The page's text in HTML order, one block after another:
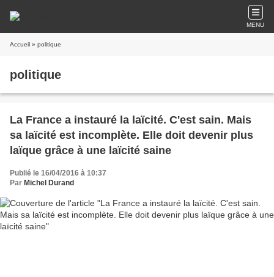
MENU
Accueil » politique
politique
La France a instauré la laïcité. C'est sain. Mais
sa laïcité est incomplète. Elle doit devenir plus
laïque grâce à une laïcité saine
Publié le 16/04/2016 à 10:37
Par Michel Durand